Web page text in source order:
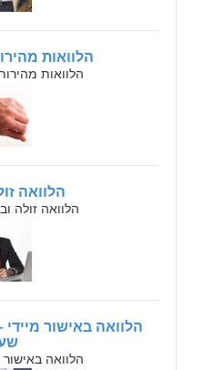
הלוואות
הלוואות
הלוואה
הלוואה זולה
הלוואה באישור